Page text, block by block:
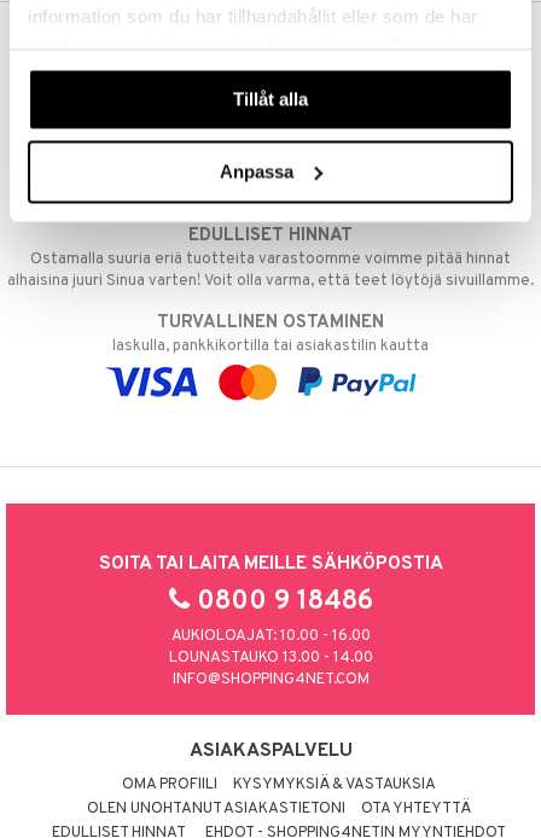
information som du har tillhandahållit eller som de har
våra cookies vid fortsatt användande av vår webbplats.
Tillåt alla
Anpassa
Aina maksuton vaihtoehto, huolimatta siitä ostatko yksittäisen
tuotteen tai koko tilauksellesi joka ylittää 50 €.
NOPEAT TOIMITUKSET
Ennen kello 13.00 tehdyt tilaukset lähetetään normaalisti samana
EDULLISET HINNAT
Ostamalla suuria eriä tuotteita varastoomme voimme pitää hinnat
alhaisina juuri Sinua varten! Voit olla varma, että teet löytöjä sivuillamme.
TURVALLINEN OSTAMINEN
laskulla, pankkikortilla tai asiakastilin kautta
SOITA TAI LAITA MEILLE SÄHKÖPOSTIA
0800 9 18486
AUKIOLOAJAT: 10.00 - 16.00
LOUNASTAUKO 13.00 - 14.00
INFO@SHOPPING4NET.COM
ASIAKASPALVELU
OMA PROFIILI
KYSYMYKSIÄ & VASTAUKSIA
OLEN UNOHTANUT ASIAKASTIETONI
OTA YHTEYTTÄ
EDULLISET HINNAT
EHDOT - SHOPPING4NETIN MYYNTIEHDOT